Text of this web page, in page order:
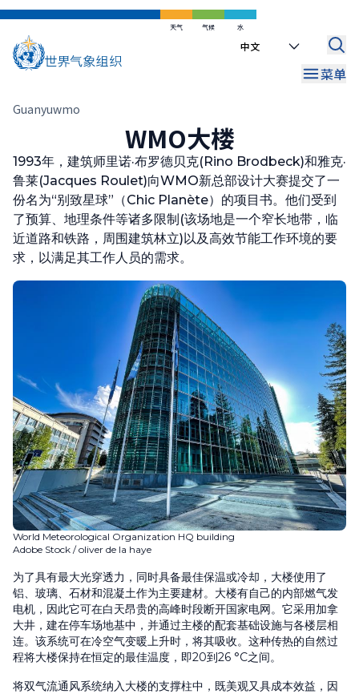
跳
天气 气候 水
Select
菜单
面
屑
Guanyuwmo
WMO大楼
1993年，建筑师里诺·布罗德贝克(Rino Brodbeck)和雅克·
鲁莱(Jacques Roulet)向WMO新总部设计大赛提交了一
份名为“别致星球”（Chic Planète）的项目书。他们受到
了预算、地理条件等诸多限制(该场地是一个窄长地带，临
近道路和铁路，周围建筑林立)以及高效节能工作环境的要
求，以满足其工作人员的需求。
World Meteorological Organization HQ building
Adobe Stock / oliver de la haye
为了具有最大光穿透力，同时具备最佳保温或冷却，大楼使用了
铝、玻璃、石材和混凝土作为主要建材。大楼有自己的内部燃气发
电机，因此它可在白天昂贵的高峰时段断开国家电网。它采用加拿
大井，建在停车场地基中，并通过主楼的配套基础设施与各楼层相
连。该系统可在冷空气变暖上升时，将其吸收。这种传热的自然过
程将大楼保持在恒定的最佳温度，即20到26 °C之间。
将双气流通风系统纳入大楼的支撑柱中，既美观又具成本效益，因